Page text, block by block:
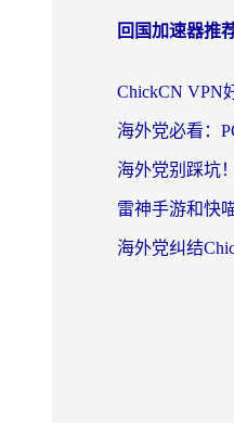
回国加速器推